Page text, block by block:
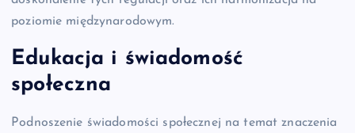
poziomie międzynarodowym.
Edukacja i świadomość
społeczna
Podnoszenie świadomości społecznej na temat znaczenia